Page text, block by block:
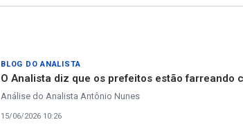
BLOG DO ANALISTA
O Analista diz que os prefeitos estão farreando
Análise do Analista Antônio Nunes
15/06/2026 10:26